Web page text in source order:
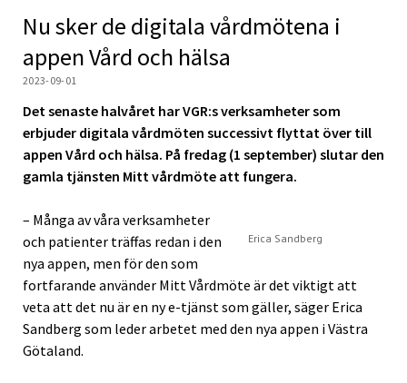
Nu sker de digitala vårdmötena i
appen Vård och hälsa
2023-09-01
Det senaste halvåret har VGR:s verksamheter som
erbjuder digitala vårdmöten successivt flyttat över till
appen Vård och hälsa. På fredag (1 september) slutar den
gamla tjänsten Mitt vårdmöte att fungera.
Erica Sandberg
– Många av våra verksamheter
och patienter träffas redan i den
nya appen, men för den som
fortfarande använder Mitt Vårdmöte är det viktigt att
veta att det nu är en ny e-tjänst som gäller, säger Erica
Sandberg som leder arbetet med den nya appen i Västra
Götaland.